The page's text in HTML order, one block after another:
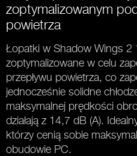
zoptymalizowanym
powietrza
Łopatki w Shadow Wings 2
zoptymalizowane w celu
przepływu powietrza, co
jednocześnie solidne
maksymalnej prędkości
działają z 14,7 dB (A).
którzy cenią sobie
obudowie PC.